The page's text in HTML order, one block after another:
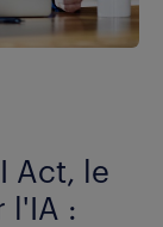
Act, le
l'IA :